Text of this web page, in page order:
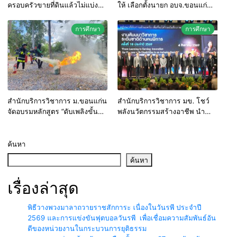
ครอบครัวขายที่ดินแล้วไม่แบ่ง
ทำงาน ผกก.ฯ 2 นัด ตำรวจคุมตัว
ได้ทันควัน
ให้ เลือกตั้งนายก อบจ.ขอนแก่น
การศึกษา
สำนักบริการวิชาการ ม.ขอนแก่น
จัดอบรมหลักสูตร “ดับเพลิงขั้น
มาตรฐานสากล
การศึกษา
สำนักบริการวิชาการ มข. โชว์
พลังนวัตกรรมสร้างอาชีพ นำ
ค้นหา
ค้นหา
เรื่องล่าสุด
พิธีวางพวงมาลาถวายราชสักการะ เนื่องในวันรพี ประจำปี
2569 และการแข่งขันฟุตบอลวันรพี เพื่อเชื่อมความสัมพันธ์อัน
ดีของหน่วยงานในกระบวนการยุติธรรม